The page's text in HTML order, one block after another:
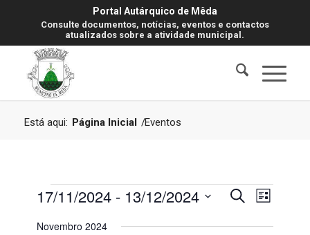
Portal Autárquico de Mêda
Consulte documentos, notícias, eventos e contactos
atualizados sobre a atividade municipal.
Está aqui: Página Inicial /Eventos
Eventos Pesquisar
de
de
Lista
17/11/2024 - 13/12/2024
Novembro 2024